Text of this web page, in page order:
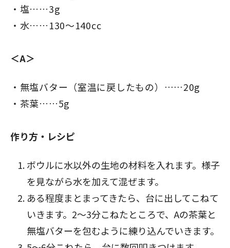
塩……3g
水……130～140cc
＜A＞
無塩バター（室温に戻したもの）……20g
茶葉……5g
作り方・レシピ
ボウルに水以外の生地の材料を入れます。様子
を見ながら水を加えて混ぜます。
ある程度まとまってきたら、台に出してこねて
いきます。2～3分こねたところで、Aの茶葉と
無塩バターを包むように練り込んでいきます。